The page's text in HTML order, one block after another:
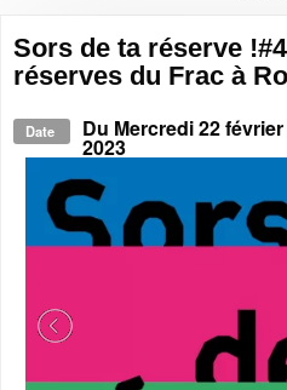
Sors de ta réserve
réserves du Frac à
Date Du Mercredi 22
2023